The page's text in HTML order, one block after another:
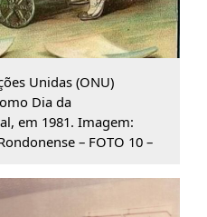
Unidas (ONU)
Dia da
em 1981. Imagem:
– FOTO 10 –